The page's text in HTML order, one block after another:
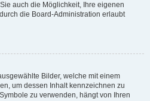
auch die Möglichkeit, Ihre eigenen
die Board-Administration erlaubt
Bilder, welche mit einem
um dessen Inhalt kennzeichnen zu
zu verwenden, hängt von Ihren